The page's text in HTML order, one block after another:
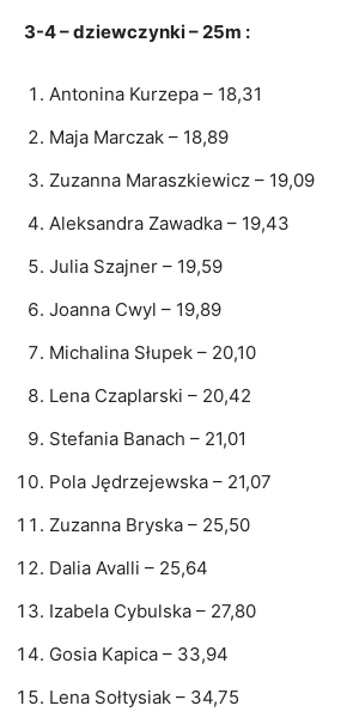
3-4 – dziewczynki – 25m :
Antonina Kurzepa – 18,31
Maja Marczak – 18,89
Zuzanna Maraszkiewicz – 19,09
Aleksandra Zawadka – 19,43
Julia Szajner – 19,59
Joanna Cwyl – 19,89
Michalina Słupek – 20,10
Lena Czaplarski – 20,42
Stefania Banach – 21,01
Pola Jędrzejewska – 21,07
Zuzanna Bryska – 25,50
Dalia Avalli – 25,64
Izabela Cybulska – 27,80
Gosia Kapica – 33,94
Lena Sołtysiak – 34,75